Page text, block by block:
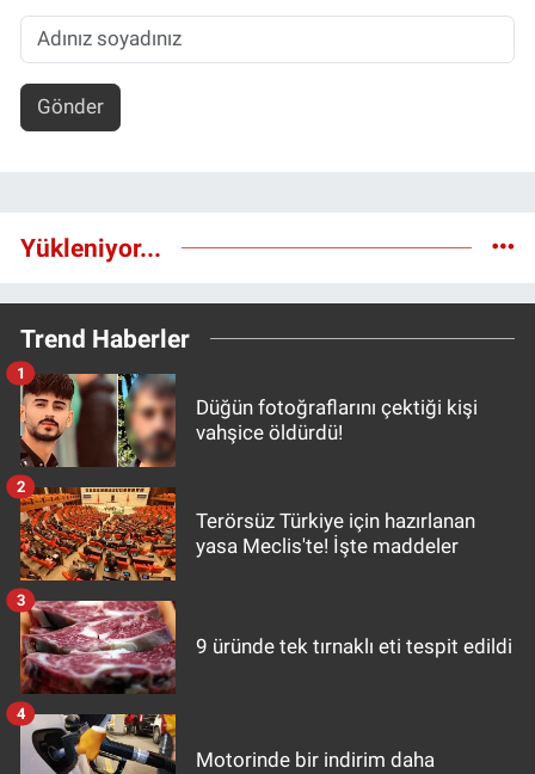
Gönder
Yükleniyor...
Trend Haberler
Düğün fotoğraflarını çektiği kişi
vahşice öldürdü!
1
Terörsüz Türkiye için hazırlanan
yasa Meclis'te! İşte maddeler
2
9 üründe tek tırnaklı eti tespit edildi
3
Motorinde bir indirim daha
4